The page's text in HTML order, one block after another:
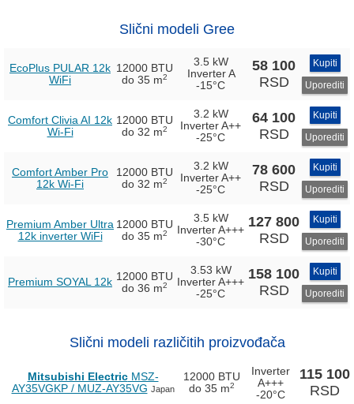
Slični modeli Gree
EcoPlus PULAR 12k
WiFi
12000 BTU
do 35 m2
3.5 kW
Inverter A
-15°C
58 100
RSD
Kupiti
Uporediti
Comfort Clivia AI 12k
Wi-Fi
12000 BTU
do 32 m2
3.2 kW
Inverter A++
-25°C
64 100
RSD
Kupiti
Uporediti
Comfort Amber Pro
12k Wi-Fi
12000 BTU
do 32 m2
3.2 kW
Inverter A++
-25°C
78 600
RSD
Kupiti
Uporediti
Premium Amber Ultra
12k inverter WiFi
12000 BTU
do 35 m2
3.5 kW
Inverter A+++
-30°C
127 800
RSD
Kupiti
Uporediti
Premium SOYAL 12k 12000 BTU
do 36 m2
3.53 kW
Inverter A+++
-25°C
158 100
RSD
Kupiti
Uporediti
Slični modeli različitih proizvođača
Mitsubishi ElectricMSZ-
AY35VGKP / MUZ-AY35VG Japan
12000 BTU
do 35 m2
Inverter
A+++
-20°C
115 100
RSD